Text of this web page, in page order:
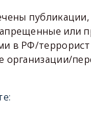
или
в РФ/
организации/